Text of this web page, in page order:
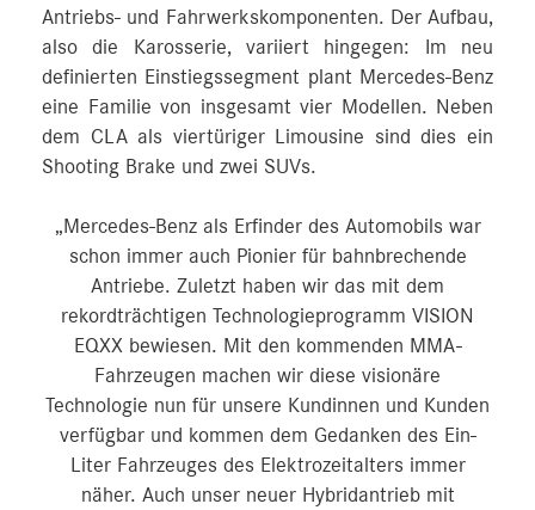
Antriebs- und Fahrwerkskomponenten. Der Aufbau,
also die Karosserie, variiert hingegen: Im neu
definierten Einstiegssegment plant Mercedes-Benz
eine Familie von insgesamt vier Modellen. Neben
dem CLA als viertüriger Limousine sind dies ein
Shooting Brake und zwei SUVs.
„Mercedes-Benz als Erfinder des Automobils war
schon immer auch Pionier für bahnbrechende
Antriebe. Zuletzt haben wir das mit dem
rekordträchtigen Technologieprogramm VISION
EQXX bewiesen. Mit den kommenden MMA-
Fahrzeugen machen wir diese visionäre
Technologie nun für unsere Kundinnen und Kunden
verfügbar und kommen dem Gedanken des Ein-
Liter Fahrzeuges des Elektrozeitalters immer
näher. Auch unser neuer Hybridantrieb mit